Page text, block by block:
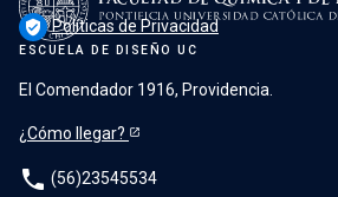
verified_user Políticas de Privacidad
ESCUELA DE DISEÑO UC
El Comendador 1916, Providencia.
¿Cómo llegar?
phone (56)23545534